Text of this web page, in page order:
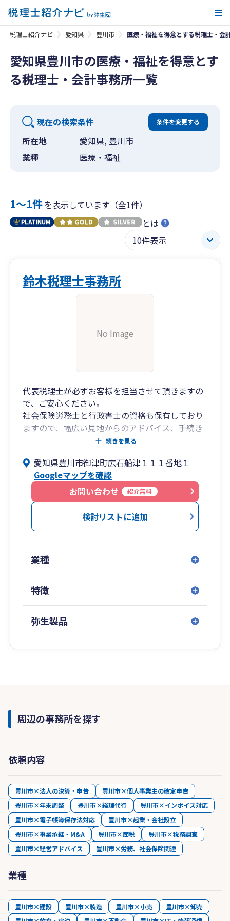
税理士紹介ナビ 愛知県 豊川市 医療・福祉を得意とする税理士・会
愛知県豊川市の医療・福祉を得意とす
る税理士・会計事務所一覧
現在の検索条件 条件を変更する
所在地
愛知県, 豊川市
業種
医療・福祉
1〜1件を表示しています（全1件）
とは
鈴木税理士事務所
No Image
代表税理士が必ずお客様を担当させて頂きますの
で、ご安心ください。
社会保険労務士と行政書士の資格も保有しており
ますので、幅広い見地からのアドバイス、手続き
や遺産分割協議書の作成も積極的に行っておりま
す。
税理士登録は2004年、2012年に独立開業。
続きを見る
愛知県豊川市御津町広石船津１１１番地１
Googleマップを確認
お問い合わせ
紹介無料
検討リストに追加
業種
特徴
弥生製品
周辺の事務所を探す
依頼内容
豊川市×法人の決算・申告
豊川市×個人事業主の確定申告
豊川市×年末調整
豊川市×経理代行
豊川市×インボイス対応
豊川市×電子帳簿保存法対応
豊川市×起業・会社設立
豊川市×事業承継・M&A
豊川市×節税
豊川市×税務調査
豊川市×経営アドバイス
豊川市×労務、社会保険関連
業種
豊川市×建設 豊川市×製造 豊川市×小売
豊川市×卸売